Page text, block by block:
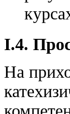
I.4.
На